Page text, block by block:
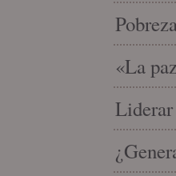
«La
Liderar